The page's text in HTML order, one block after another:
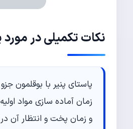
نکات تکمیلی در مورد
پاستای پنیر با بوقلمون جزو
زمان آماده سازی مواد
و زمان پخت و انتظار آن